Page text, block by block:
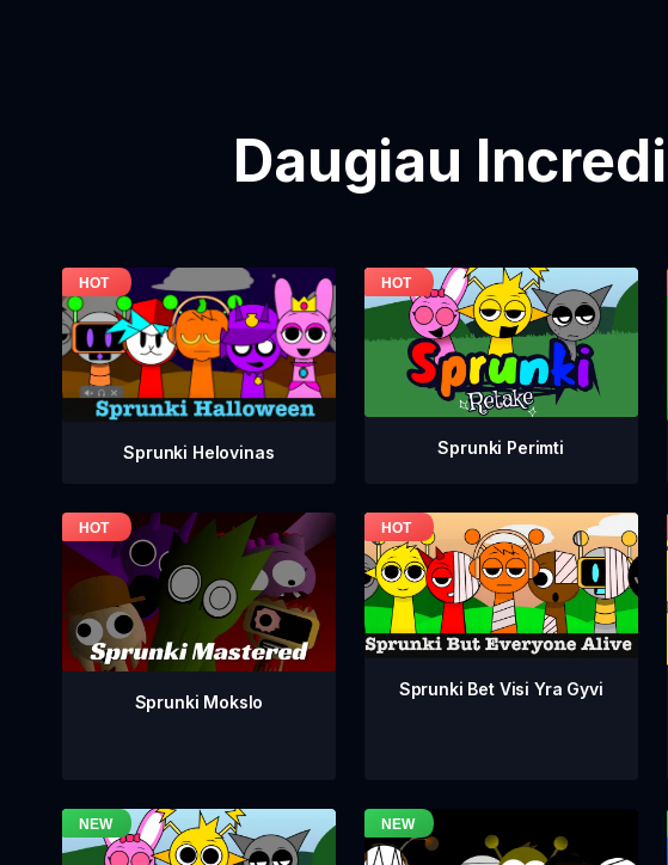
Daugiau
Sprunki Helovinas Sprunki Perimti
Sprunki Mokslo
Sprunki Bet Visi Yra Gyvi